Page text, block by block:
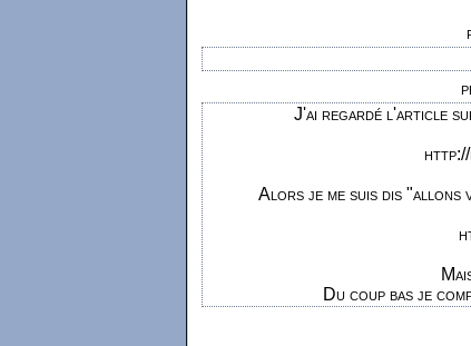
J'ai regardé l'article
Alors je me suis dis
Du coup bas je